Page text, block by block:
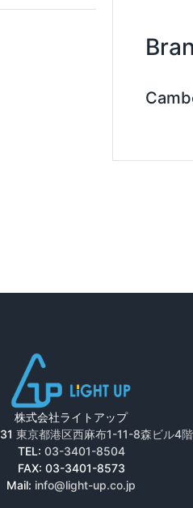
株式会社ライトアップ
東京都港区西麻布1-11-8森ビル4階
TEL: 03-3401-8504
FAX: 03-3401-8573
Mail: info@light-up.co.jp